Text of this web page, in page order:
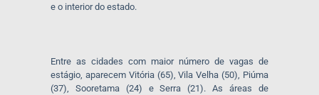
e o interior do estado.
Entre as cidades com maior número de vagas de
estágio, aparecem Vitória (65), Vila Velha (50), Piúma
(37), Sooretama (24) e Serra (21). As áreas de